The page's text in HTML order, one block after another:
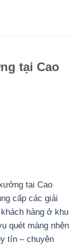
tại Cao
tại Cao
cấp các giải
hàng ở khu
quét màng nhện
tín – chuyên